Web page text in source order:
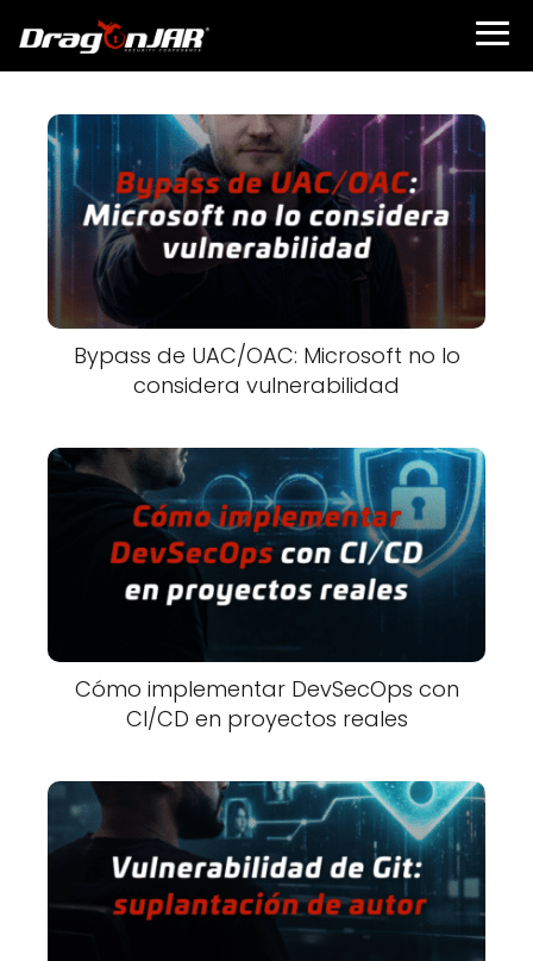
Bypass de UAC/OAC: Microsoft no lo
considera vulnerabilidad
Cómo implementar DevSecOps con
CI/CD en proyectos reales